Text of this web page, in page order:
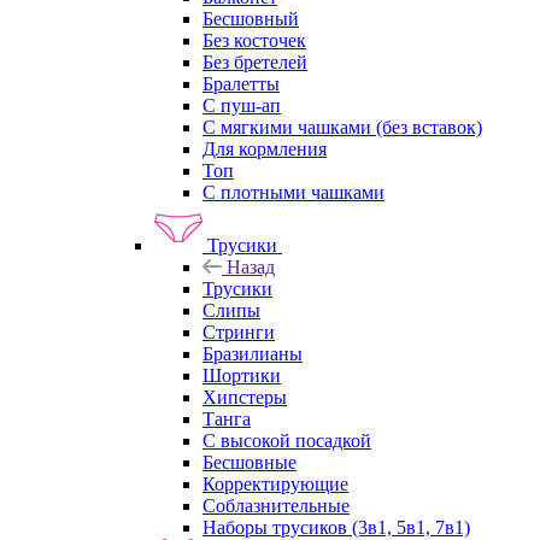
Бесшовный
Без косточек
Без бретелей
Бралетты
С пуш-ап
С мягкими чашками (без вставок)
Для кормления
Топ
С плотными чашками
Трусики
Назад
Трусики
Слипы
Стринги
Бразилианы
Шортики
Хипстеры
Танга
С высокой посадкой
Бесшовные
Корректирующие
Соблазнительные
Наборы трусиков (3в1, 5в1, 7в1)